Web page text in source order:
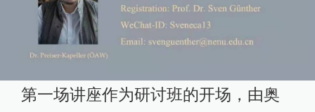
第一场讲座作为研讨班的开场，由奥